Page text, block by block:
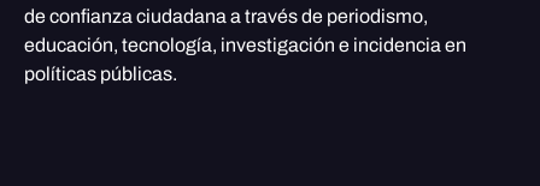
de confianza ciudadana a través de periodismo,
educación, tecnología, investigación e incidencia en
políticas públicas.